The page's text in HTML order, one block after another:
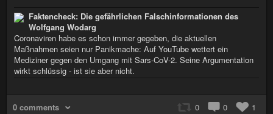
Faktencheck: Die gefährlichen Falschinformationen des
Wolfgang Wodarg
Coronaviren habe es schon immer gegeben, die aktuellen
Maßnahmen seien nur Panikmache: Auf YouTube wettert ein
Mediziner gegen den Umgang mit Sars-CoV-2. Seine Argumentation
wirkt schlüssig - ist sie aber nicht.
0 comments 0 0 1